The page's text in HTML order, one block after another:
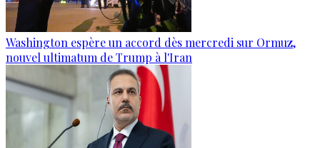
Washington espère un accord dès mercredi sur Ormuz,
nouvel ultimatum de Trump à l'Iran